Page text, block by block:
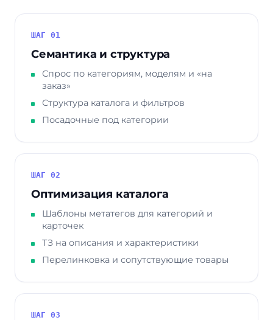
ШАГ 01
Семантика и структура
Спрос по категориям, моделям и «на
заказ»
Структура каталога и фильтров
Посадочные под категории
ШАГ 02
Оптимизация каталога
Шаблоны метатегов для категорий и
карточек
ТЗ на описания и характеристики
Перелинковка и сопутствующие товары
ШАГ 03